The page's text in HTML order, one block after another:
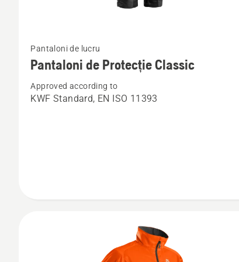
mai
multe
detalii
Pantaloni de lucru
Pantaloni de Protecție Classic
Approved according to
KWF Standard, EN ISO 11393